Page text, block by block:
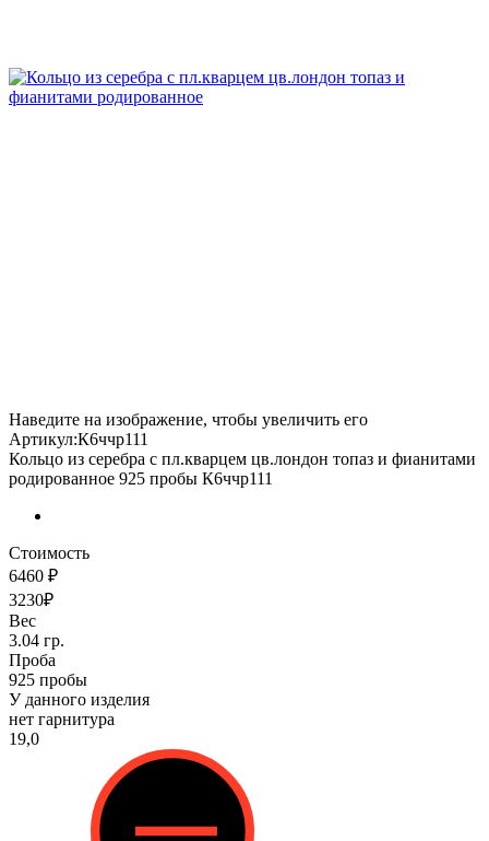
Наведите на изображение, чтобы увеличить его
Артикул:К6ччр111
Кольцо из серебра с пл.кварцем цв.лондон топаз и фианитами
родированное 925 пробы К6ччр111
Стоимость
6460 ₽
3230₽
Вес
3.04 гр.
Проба
925 пробы
У данного изделия
нет гарнитура
19,0